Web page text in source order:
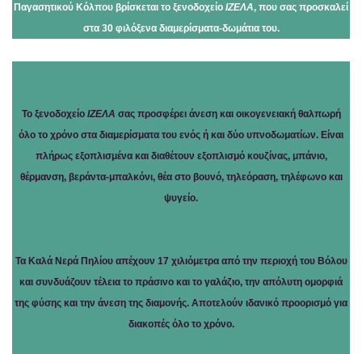
Παγασητικού Κόλπου βρίσκεται το ξενοδοχείο ΙΖΕΛΑ, που σας προσκαλεί
στα 30 φιλόξενα διαμερίσματα-δωμάτια του.
Το ξενοδοχείο ΙΖΕΛΑ σας προσφέρει άνεση και οικογενειακή θαλπωρή
όλο το χρόνο στα διαμερίσματα του ενός ή και δύο υπνοδωματίων. Είναι
πλήρως εξοπλισμένα και διαθέτουν εξοπλισμό κουζίνας, μπάνιο,
θέρμανση, βεράντα-μπαλκόνι, θέα στο βουνό, τηλεόραση, τηλέφωνο και
ψυγείο.
Τα Καλά Νερά Πηλίου απέχουν 17 χιλιόμετρα από την περιοχή του Βόλου
και συνδυάζουν τέλεια το πράσινο και το γαλάζιο, την απόλυτη ομορφιά
της φύσης και την άνεση της διαμονής. Αποτελούν ιδανικό προορισμό για
διακοπές όλο το χρόνο.